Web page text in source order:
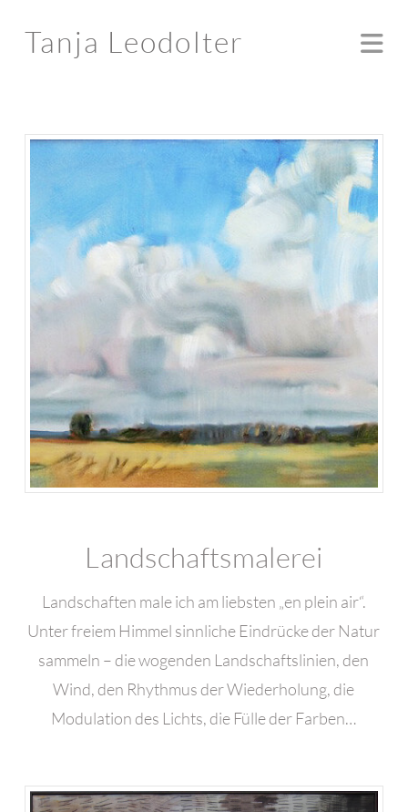
Tanja Leodolter
Landschaftsmalerei
Landschaften male ich am liebsten „en plein air“.
Unter freiem Himmel sinnliche Eindrücke der Natur
sammeln – die wogenden Landschaftslinien, den
Wind, den Rhythmus der Wiederholung, die
Modulation des Lichts, die Fülle der Farben…